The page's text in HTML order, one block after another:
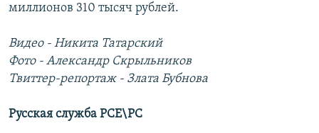
миллионов 310 тысяч рублей.
Видео - Никита Татарский
Фото - Александр Скрыльников
Твиттер-репортаж - Злата Бубнова
Русская служба РСЕ\РС